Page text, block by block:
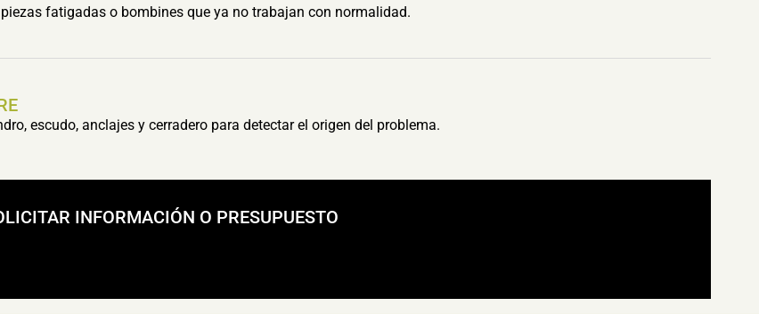
fatigadas o bombines que ya no trabajan con normalidad.
escudo, anclajes y cerradero para detectar el origen del problema.
INFORMACIÓN O PRESUPUESTO